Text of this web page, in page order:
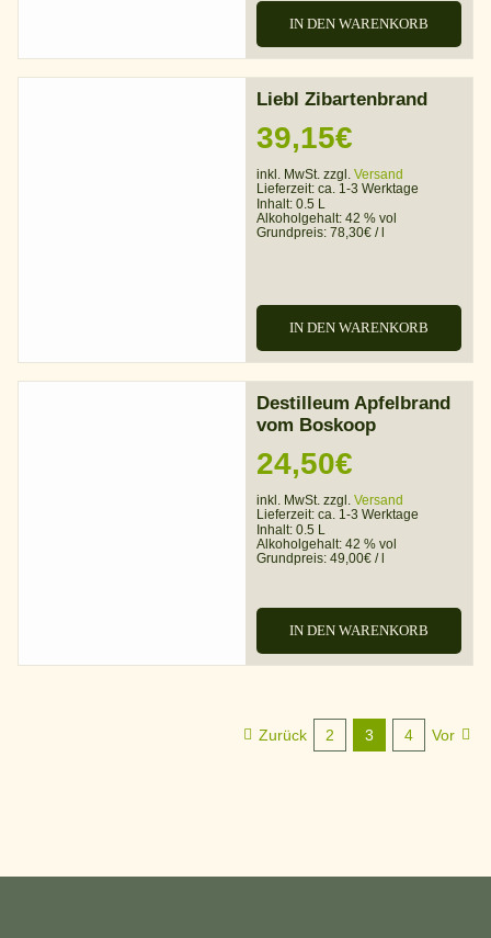
IN DEN WARENKORB
Liebl Zibartenbrand
39,15€
inkl. MwSt. zzgl. Versand
Lieferzeit: ca. 1-3 Werktage
Inhalt: 0.5 L
Alkoholgehalt: 42 % vol
Grundpreis: 78,30€ /l
IN DEN WARENKORB
Destilleum Apfelbrand
vom Boskoop
24,50€
inkl. MwSt. zzgl. Versand
Lieferzeit: ca. 1-3 Werktage
Inhalt: 0.5 L
Alkoholgehalt: 42 % vol
Grundpreis: 49,00€ /l
IN DEN WARENKORB
Zurück 2 3 4 Vor